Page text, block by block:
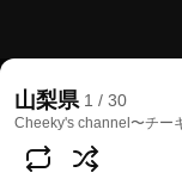
【山梨県】【春
@Cheekys_channel 6
Subscribe
山梨県 1 / 30
Cheeky's channel〜チー